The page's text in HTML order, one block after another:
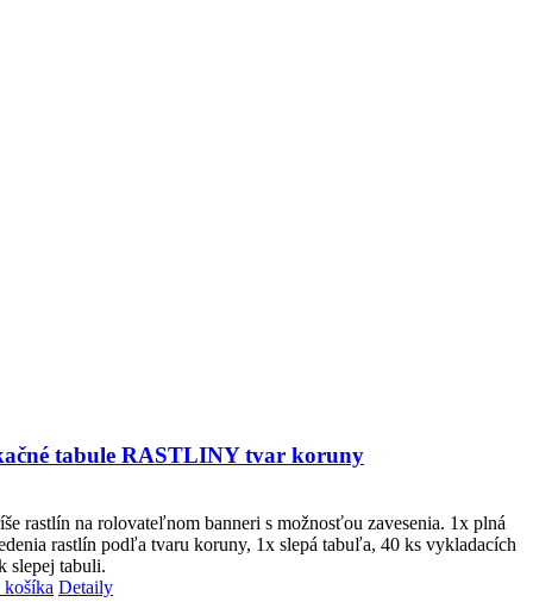
tabule RASTLINY tvar koruny
rastlín na rolovateľnom banneri s možnosťou zavesenia. 1x plná
rastlín podľa tvaru koruny, 1x slepá tabuľa, 40 ks vykladacích
slepej tabuli.
Detaily